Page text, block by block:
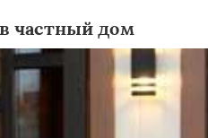
Химки Хотьково
Шатура Щелково
Электроугли
Яхрома
Бобров
Вяземы
Быково Вербилки
частный дом